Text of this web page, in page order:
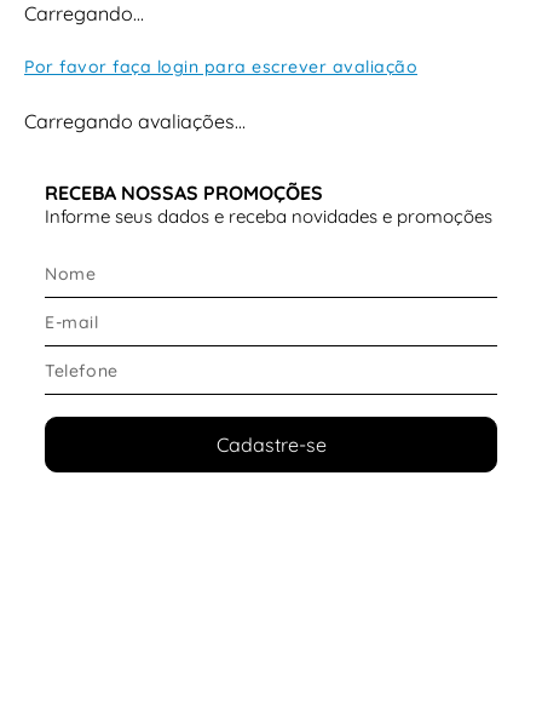
Carregando…
Por favor faça login para escrever avaliação
Carregando avaliações…
RECEBA NOSSAS PROMOÇÕES
Informe seus dados e receba novidades e promoções
Cadastre-se